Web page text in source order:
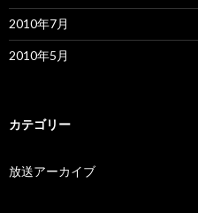
2010年7月
2010年5月
カテゴリー
放送アーカイブ